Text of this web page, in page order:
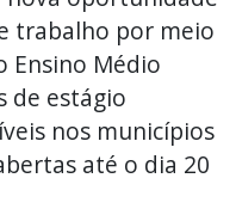
trabalho por meio
Ensino Médio
de estágio
nos municípios
até o dia 20